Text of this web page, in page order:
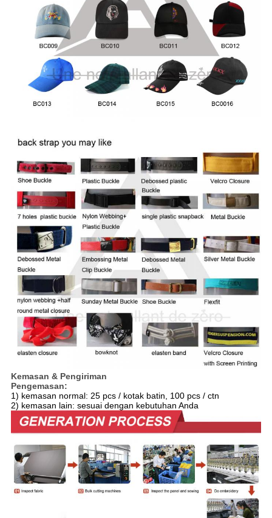
Kemasan & Pengiriman
Pengemasan:
1) kemasan normal: 25 pcs / kotak batin, 100 pcs / ctn
2) kemasan lain: sesuai dengan kebutuhan Anda